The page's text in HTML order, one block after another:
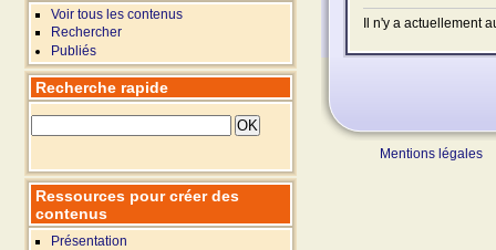
Il n'y a actuellement
Mentions légales
Voir tous les contenus
Rechercher
Publiés
Recherche rapide
Ressources pour créer des
contenus
Présentation